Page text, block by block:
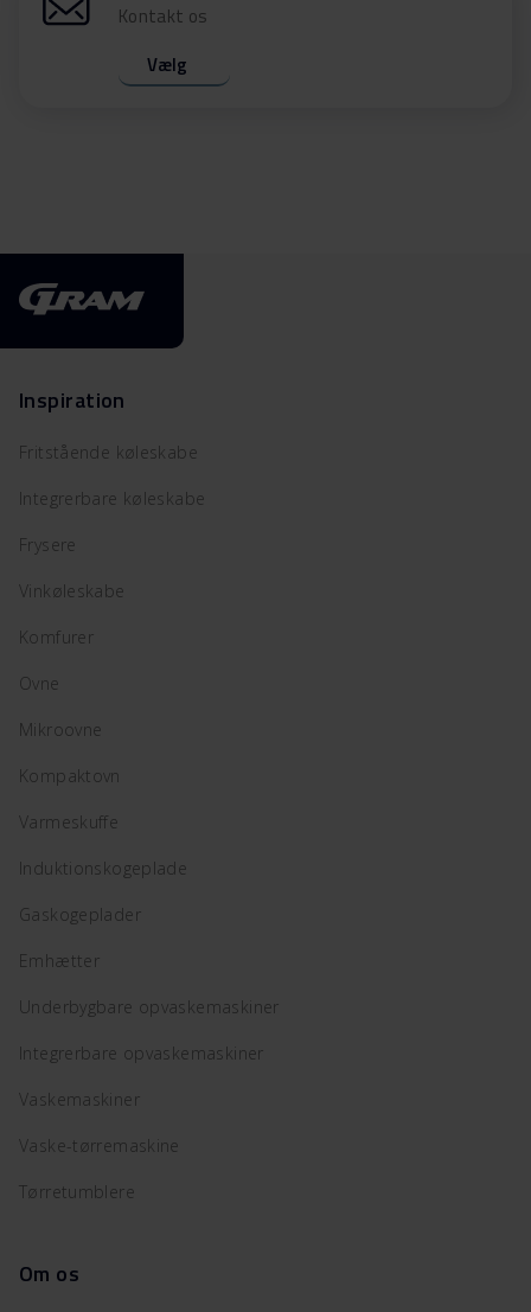
Kontakt os
Vælg
Inspiration
Fritstående køleskabe
Integrerbare køleskabe
Frysere
Vinkøleskabe
Komfurer
Ovne
Mikroovne
Kompaktovn
Varmeskuffe
Induktionskogeplade
Gaskogeplader
Emhætter
Underbygbare opvaskemaskiner
Integrerbare opvaskemaskiner
Vaskemaskiner
Vaske-tørremaskine
Tørretumblere
Om os